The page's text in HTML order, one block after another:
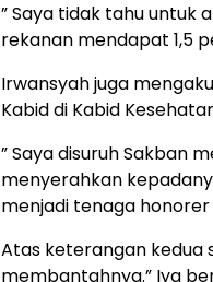
” Saya tidak tahu untuk
rekanan mendapat 1,5
Irwansyah juga
Kabid di Kabid
” Saya disuruh Sakban
menyerahkan
menjadi tenaga
Atas keterangan kedua
membantahnya.” Iya